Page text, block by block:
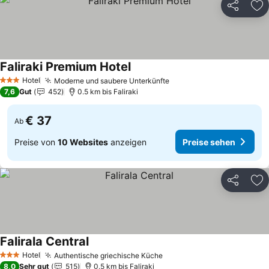
Teilen
3 SterneHotel Moderne und saubere UnterkünftePreise sehen
Faliraki Premium HotelPreise sehen
7,6 Gut 452 0.5 km bis Faliraki
Ab € 37
Preise von 10 Websites anzeigen Preise sehen
Teilen
3 SterneHotel Authentische griechische KüchePreise sehen
Falirala CentralPreise sehen
8,0 Sehr gut 515 0.5 km bis Faliraki